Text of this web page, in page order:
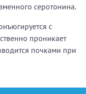
серотонина.
с
проникает
почками при